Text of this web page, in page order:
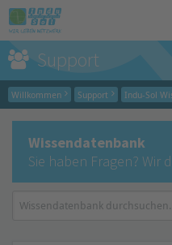
Support
Willkommen Support Indu-Sol
Wissendatenbank
Sie haben Fragen? Wir